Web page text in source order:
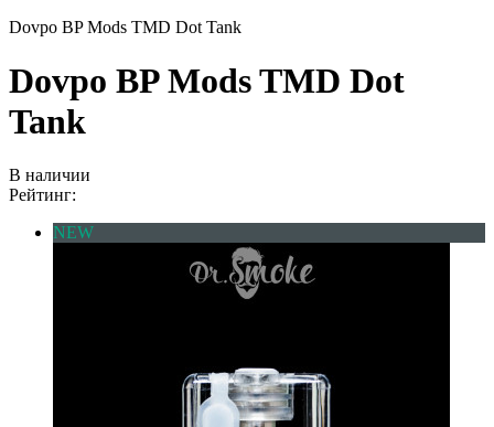
Dovpo BP Mods TMD Dot Tank
Dovpo BP Mods TMD Dot
Tank
В наличии
Рейтинг:
NEW